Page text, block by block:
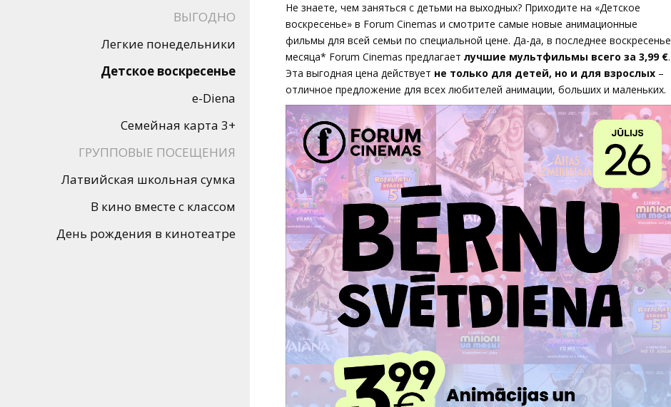
ВЫГОДНО
Легкие понедельники
Детское воскресенье
e-Diena
Семейная карта 3+
ГРУППОВЫЕ ПОСЕЩЕНИЯ
Латвийская школьная сумка
В кино вместе с классом
День рождения в кинотеатре
Не знаете, чем заняться с детьми на выходных? Приходите на «Детское
воскресенье» в Forum Cinemas и смотрите самые новые анимационные
фильмы для всей семьи по специальной цене. Да-да, в последнее воскресенье
месяца* Forum Cinemas предлагает лучшие мультфильмы всего за 3,99 €.
Эта выгодная цена действует не только для детей, но и для взрослых–
отличное предложение для всех любителей анимации, больших и маленьких.